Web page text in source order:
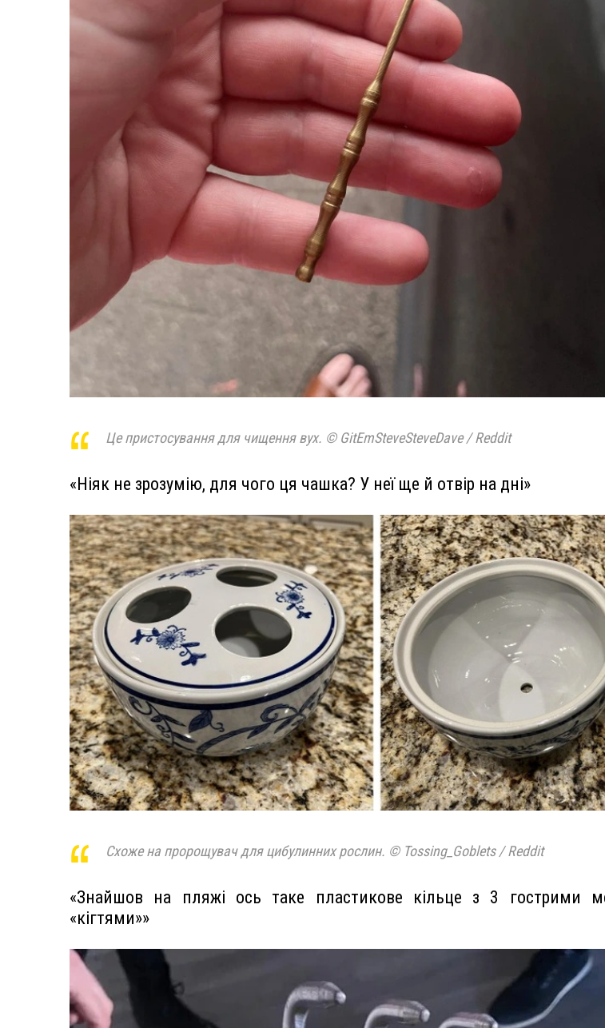
Це пристосування для чищення вух. © GitEmSteveSteveDave / Reddit
«Ніяк не зрозумію, для чого ця чашка? У неї ще й отвір на дні»
Схоже на пророщувач для цибулинних рослин. © Tossing_Goblets / Reddit
«Знайшов на пляжі ось таке пластикове кільце з 3 гострими
«кігтями»»